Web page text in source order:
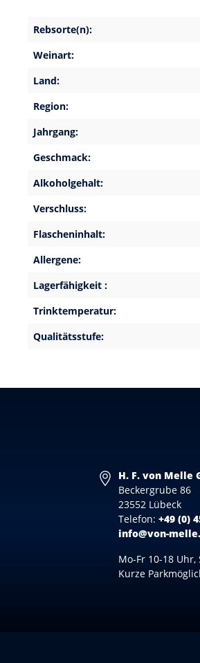
Rebsorte(n):
Weinart:
Land:
Region:
Jahrgang:
Geschmack:
Alkoholgehalt:
Verschluss:
Flascheninhalt:
Allergene:
Lagerfähigkeit :
Trinktemperatur:
Qualitätsstufe:
H. F. von Melle
Beckergrube 86
23552 Lübeck
Telefon:+49 (0)
info@von-
Mo-Fr 10-18
Kurze